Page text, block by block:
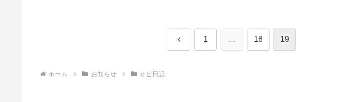
前 1 … 18 19
ホーム お知らせ オピ日記